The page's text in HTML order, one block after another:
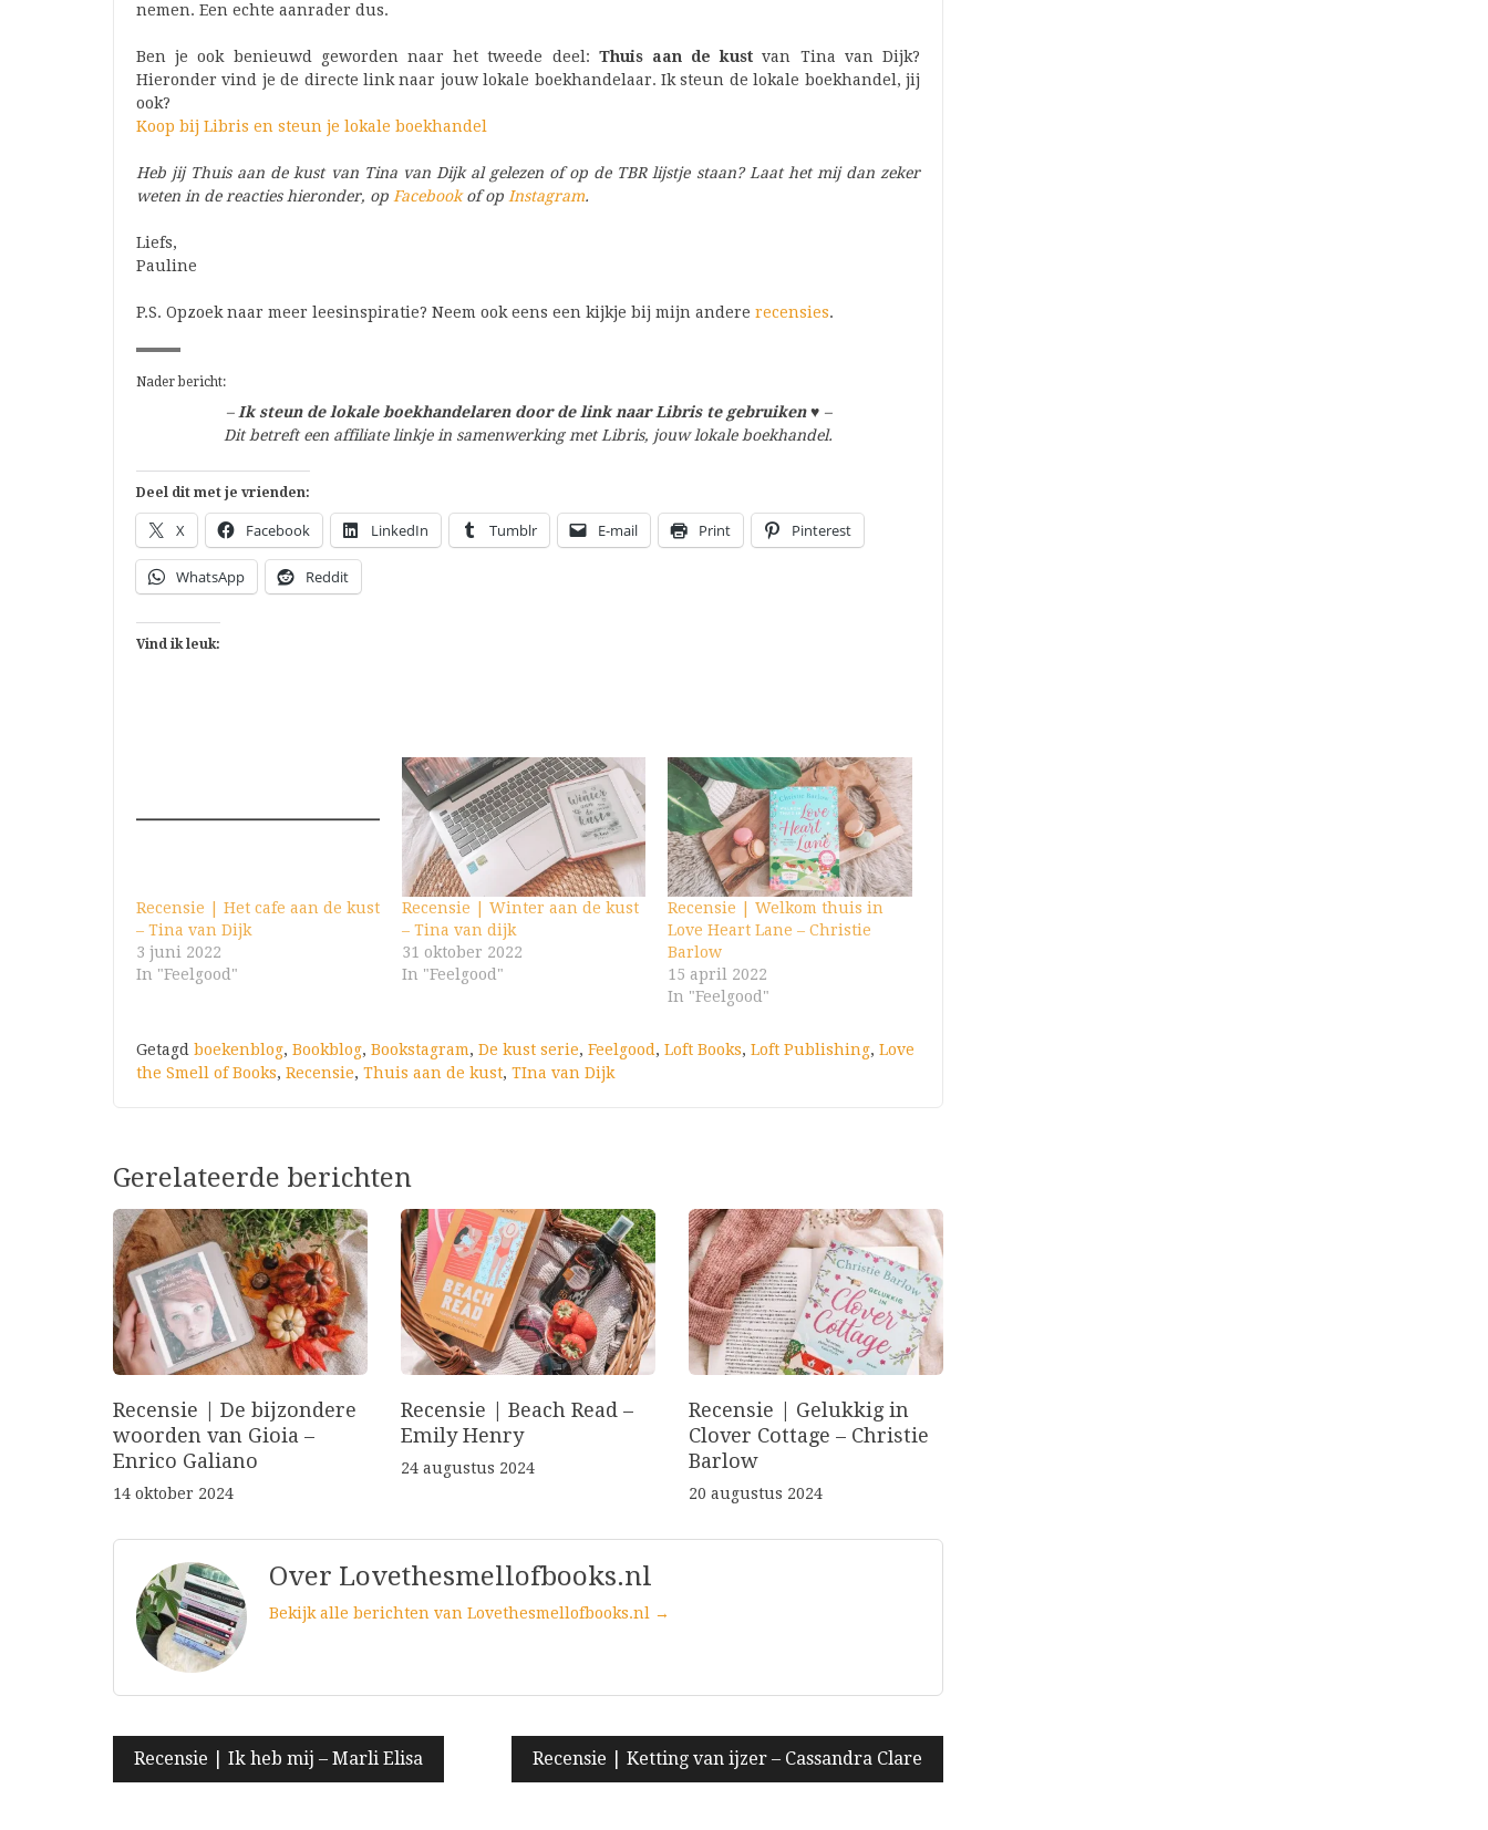
nemen. Een echte aanrader dus.
Ben je ook benieuwd geworden naar het tweede deel: Thuis aan de kust van Tina van Dijk?
Hieronder vind je de directe link naar jouw lokale boekhandelaar. Ik steun de lokale boekhandel, jij
ook?
Koop bij Libris en steun je lokale boekhandel
Heb jij Thuis aan de kust van Tina van Dijk al gelezen of op de TBR lijstje staan? Laat het mij dan zeker
weten in de reacties hieronder, op Facebookof op Instagram.
Liefs,
Pauline
P.S. Opzoek naar meer leesinspiratie? Neem ook eens een kijkje bij mijn andere recensies.
Nader bericht:
–Ik steun de lokale boekhandelaren door de link naar Libris te gebruiken ♥ –
Dit betreft een affiliate linkje in samenwerking met Libris, jouw lokale boekhandel.
Deel dit met je vrienden:
X Facebook LinkedIn Tumblr E-mail Print Pinterest
WhatsApp Reddit
Vind ik leuk:
Recensie | Het cafe aan de kust
– Tina van Dijk
3 juni 2022
In "Feelgood"
Recensie | Winter aan de kust
– Tina van dijk
31 oktober 2022
In "Feelgood"
Recensie | Welkom thuis in
Love Heart Lane – Christie
Barlow
15 april 2022
In "Feelgood"
Getagd boekenblog, Bookblog, Bookstagram, De kust serie, Feelgood, Loft Books, Loft Publishing, Love
the Smell of Books, Recensie, Thuis aan de kust, TIna van Dijk
Gerelateerde berichten
Recensie | De bijzondere
woorden van Gioia –
Enrico Galiano
14 oktober 2024
Recensie | Beach Read –
Emily Henry
24 augustus 2024
Recensie | Gelukkig in
Clover Cottage – Christie
Barlow
20 augustus 2024
Over Lovethesmellofbooks.nl
Bekijk alle berichten van Lovethesmellofbooks.nl →
Bericht
navigatie
Recensie | Ik heb mij – Marli Elisa Recensie | Ketting van ijzer – Cassandra Clare